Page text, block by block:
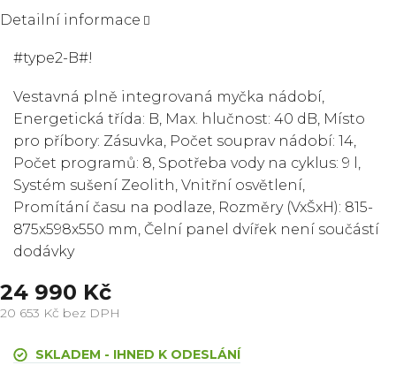
24 990 Kč
20 653 Kč bez DPH
cena:SKLADEM - IHNED K ODESLÁNÍ
#type2-B#!
Vestavná plně integrovaná myčka nádobí,
Energetická třída: B, Max. hlučnost: 40 dB, Místo
pro příbory: Zásuvka, Počet souprav nádobí: 14,
Počet programů: 8, Spotřeba vody na cyklus: 9 l,
Systém sušení Zeolith, Vnitřní osvětlení,
Promítání času na podlaze, Rozměry (VxŠxH): 815-
875x598x550 mm, Čelní panel dvířek není součástí
dodávky
Detailní informace